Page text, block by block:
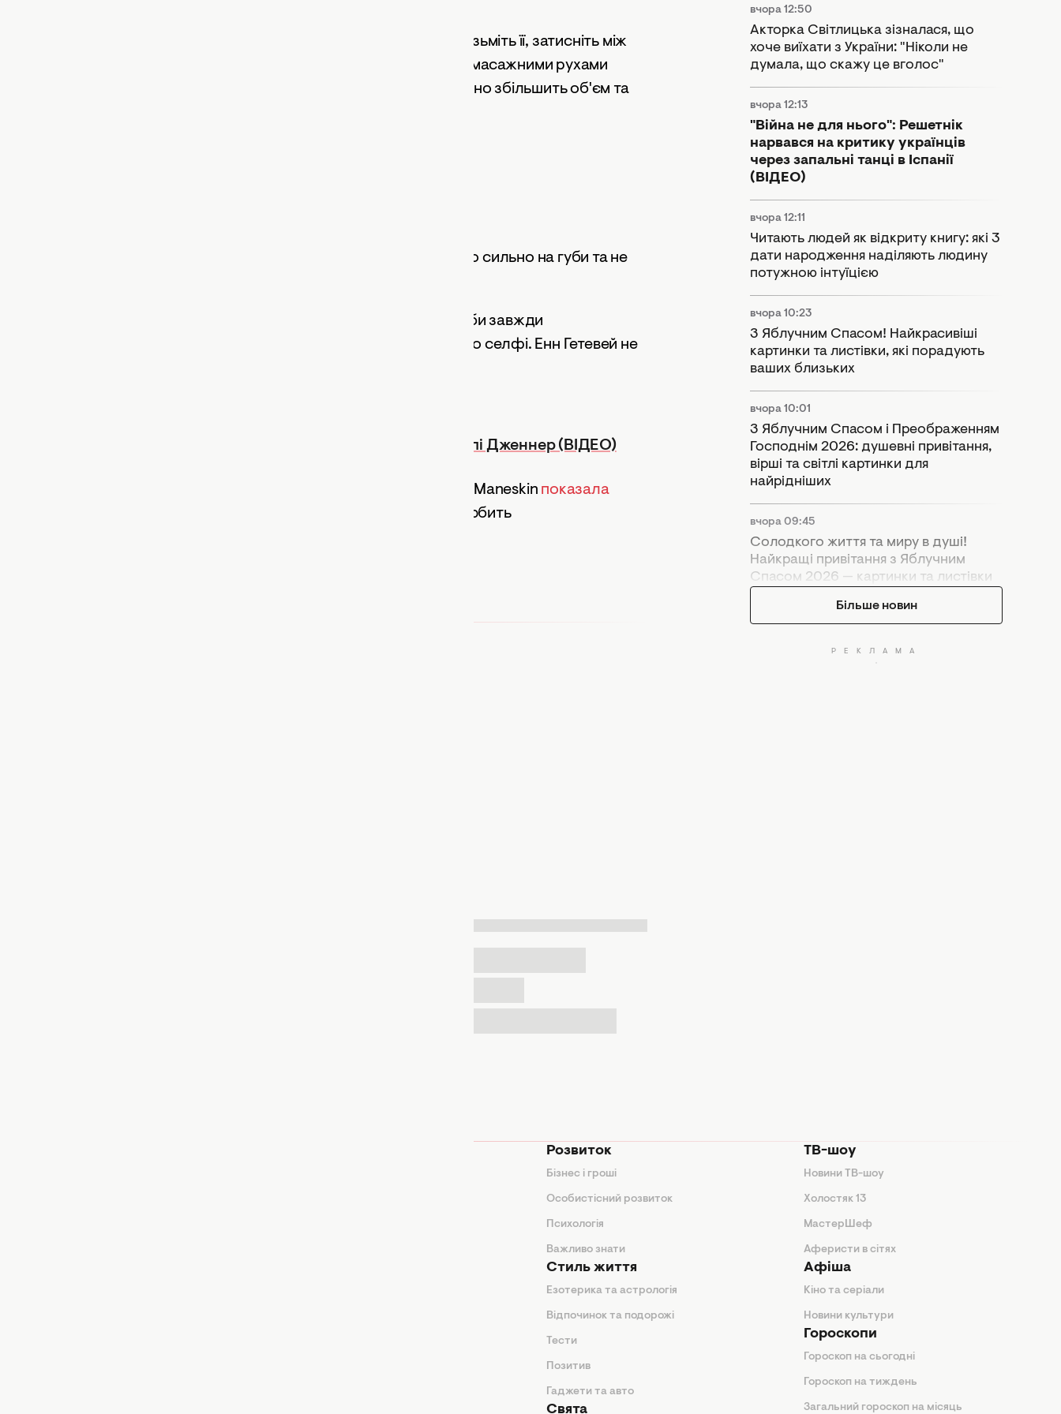
Вам знадобиться невидимка для волосся. Так-так! Візьміть її, затисніть між
пальцями заокругленими кінцями догори та легкими масажними рухами
проводьте по губах. Це покращить кровообіг, візуально збільшить об'єм та
Важливо бути вкрай обережними! Не тисніть занадто сильно на губи та не
Ось і все! Завдяки цьому простому лайфхаку ваші губи завжди
виглядатимуть пухкими, привабливими та готовими до селфі. Енн Гетевей не
Як нафарбувати губи? Улюблене літнє lip combo від Кайлі Дженнер (ВІДЕО)
Нагадаємо, що днями нова дівчина Даміано Давіда з Maneskin показала
, який буде в моді цього року. Вона любить
вчора 12:50
Акторка Світлицька зізналася, що
хоче виїхати з України: "Ніколи не
думала, що скажу це вголос"
вчора 12:13
"Війна не для нього": Решетнік
нарвався на критику українців
через запальні танці в Іспанії
(ВІДЕО)
вчора 12:11
Читають людей як відкриту книгу: які 3
дати народження наділяють людину
потужною інтуїцією
вчора 10:23
З Яблучним Спасом! Найкрасивіші
картинки та листівки, які порадують
ваших близьких
вчора 10:01
З Яблучним Спасом і Преображенням
Господнім 2026: душевні привітання,
вірші та світлі картинки для
найрідніших
вчора 09:45
Солодкого життя та миру в душі!
Найкращі привітання з Яблучним
Спасом 2026 — картинки та листівки
Більше новин
Розвиток
Бізнес і гроші
Особистісний розвиток
Психологія
Важливо знати
Стиль життя
Езотерика та астрологія
Відпочинок та подорожі
Тести
Позитив
Гаджети та авто
Свята
ТВ-шоу
Новини ТВ-шоу
Холостяк 13
МастерШеф
Аферисти в сітях
Афіша
Кіно та серіали
Новини культури
Гороскопи
Гороскоп на сьогодні
Гороскоп на тиждень
Загальний гороскоп на місяць